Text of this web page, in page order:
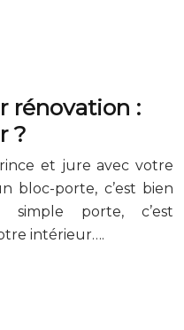
rénovation :
?
et jure avec votre
bloc-porte, c’est bien
porte, c’est
intérieur….